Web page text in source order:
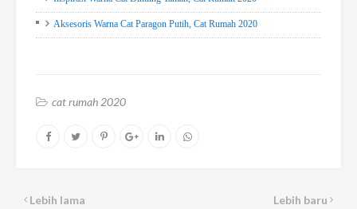
Aksesoris Warna Cat Paragon Putih, Cat Rumah 2020
cat rumah 2020
Lebih baru
Lebih lama